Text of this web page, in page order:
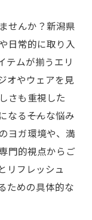
せんか？新潟県
日常的に取り入
テムが揃うエリ
オやウェアを見
さも重視した
る――そんな悩み
ヨガ環境や、満
門的視点からご
リフレッシュ
ための具体的な